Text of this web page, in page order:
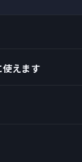
使えます